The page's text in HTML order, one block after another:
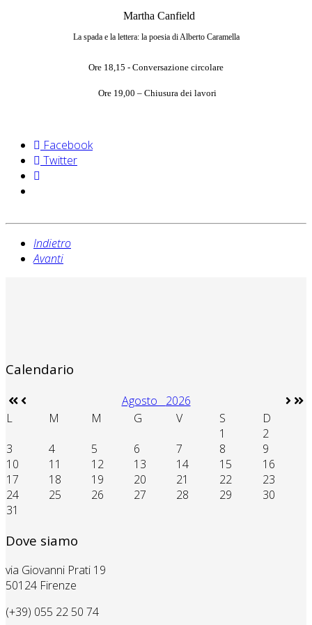
Martha Canfield
La spada e la lettera: la poesia di Alberto Caramella
Ore 18,15 - Conversazione circolare
Ore 19,00 – Chiusura dei lavori
Facebook
Twitter
Indietro
Avanti
Calendario
Agosto 2026
L
M M G V S
D
1
2
3
4 5 6 7 8
9
10
11 12 13 14 15
16
17
18 19 20 21 22
23
24
25 26 27 28 29
30
31
Dove siamo
via Giovanni Prati 19
50124 Firenze
(+39) 055 22 50 74